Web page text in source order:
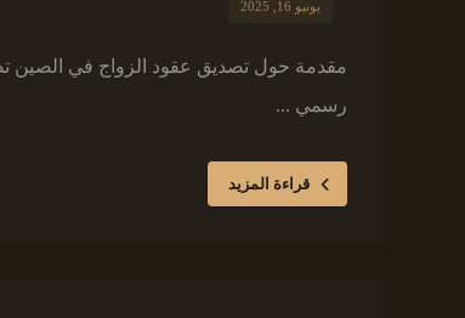
يونيو 16, 2025
مقدمة حول تصديق عقود الزواج في الصين
رسمي ...
قراءة المزيد